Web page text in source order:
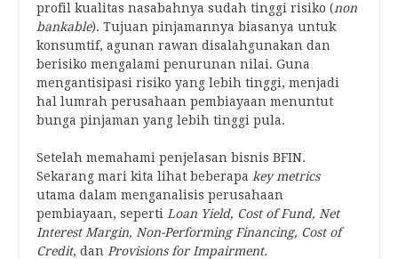
profil kualitas nasabahnya sudah tinggi risiko (non
bankable). Tujuan pinjamannya biasanya untuk
konsumtif, agunan rawan disalahgunakan dan
berisiko mengalami penurunan nilai. Guna
mengantisipasi risiko yang lebih tinggi, menjadi
hal lumrah perusahaan pembiayaan menuntut
bunga pinjaman yang lebih tinggi pula.
Setelah memahami penjelasan bisnis BFIN.
Sekarang mari kita lihat beberapa key metrics
utama dalam menganalisis perusahaan
pembiayaan, seperti Loan Yield, Cost of Fund, Net
Interest Margin, Non-Performing Financing, Cost of
Credit, dan Provisions for Impairment.